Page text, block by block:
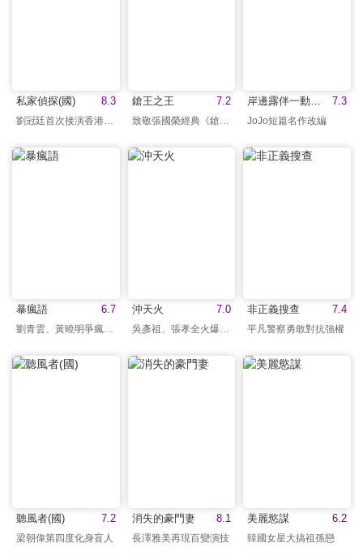
8.3
私家偵探(國) 7.2
鎗王之王 7.3
JoJo短篇名作改編
6.7
暴瘋語
劉青雲、黃曉明爭瘋對決
7.0
沖天火
吳彥祖、張孝全火爆演出
7.4
非正義搜查
平凡警察勇敢對抗強權
7.2
聽風者(國)
梁朝偉第四度化身盲人
8.1
消失的豪門妻
長澤雅美再現百變演技
6.2
美麗慾謀
韓國女星大搞祖孫戀